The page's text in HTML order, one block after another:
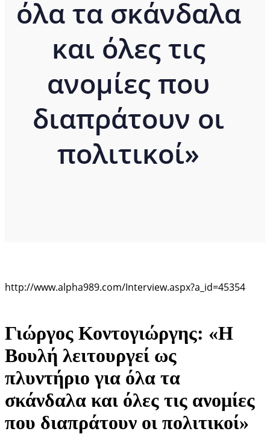
όλα τα σκάνδαλα
και όλες τις
ανομίες που
διαπράτουν οι
πολιτικοί»
http://www.alpha989.com/Interview.aspx?a_id=45354
Γιώργος Κοντογιώργης: «Η
Βουλή λειτουργεί ως
πλυντήριο για όλα τα
σκάνδαλα και όλες τις ανομίες
που διαπράτουν οι πολιτικοί»